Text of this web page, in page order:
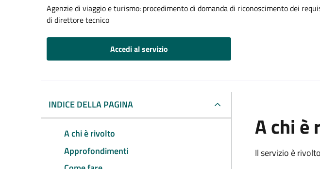
Agenzie di viaggio e turismo: procedimento di domanda di riconoscimento dei
di direttore tecnico
Accedi al servizio
INDICE DELLA PAGINA
A chi è rivolto
Approfondimenti
A chi è
Il servizio è